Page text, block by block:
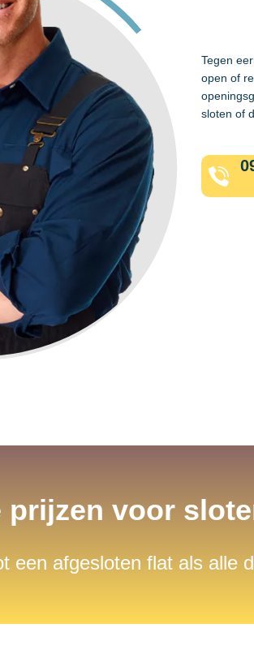
Tegen
open of
sloten of
prijzen voor
een afgesloten flat als alle